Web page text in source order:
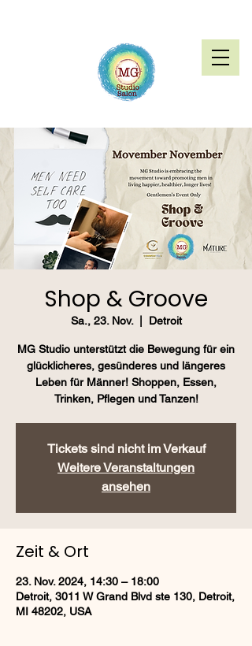
Shop & Groove
Sa., 23. Nov.
  |
Detroit
MG Studio unterstützt die Bewegung für ein
glücklicheres, gesünderes und längeres
Leben für Männer! Shoppen, Essen,
Trinken, Pflegen und Tanzen!
Tickets sind nicht im Verkauf
Weitere Veranstaltungen
ansehen
Zeit & Ort
23. Nov. 2024, 14:30 – 18:00
Detroit, 3011 W Grand Blvd ste 130, Detroit,
MI 48202, USA